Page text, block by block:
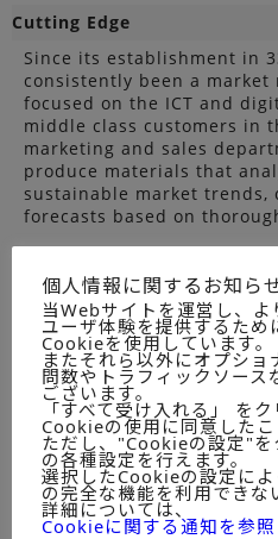
Cutting Edge
Since its establishment in
consistently been a market
focused on the ICT and
middle class customers in
marketing and sales
produce materials that
sustainable market trends,
forecasts based on
Marketing Research and
Contract Research and
President
Shigeo Watanabe
Head Office
ShintokyoBuilding 9F3-3-1
ku,Tokyo,JAPAN
個人情報に関するお知ら
当Webサイトを運営し、
ユーザ体験を提供するため
Cookieを使用しています。
またそれら以外にオプシ
問数やトラフィックソー
ございます。
「すべて受け入れる」 を
Cookieの使用に同意したこ
ただし、"Cookieの設定"
の各種設定を行えます。
選択したCookieの設定に
の完全な機能を利用できな
詳細については、
Cookieに関する通知を参照